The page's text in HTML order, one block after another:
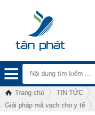
Trang chủ TIN TỨC
Giải pháp mã vạch cho y tế